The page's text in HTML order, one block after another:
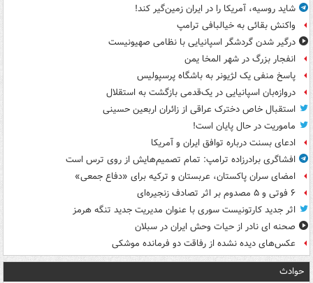
شاید روسیه، آمریکا را در ایران زمین‌گیر کند!
واکنش بقائی به خیالبافی ترامپ
درگیر شدن گردشگر اسپانیایی با نظامی صهیونیست
انفجار بزرگ در شهر المخا یمن
پاسخ منفی یک لژیونر به باشگاه پرسپولیس
دروازه‌بان اسپانیایی در یک‌قدمی بازگشت به استقلال
استقبال خاص دخترک عراقی از زائران اربعین حسینی
ماموریت در حال پایان است!
ادعای بسنت درباره توافق ایران و آمریکا
افشاگری برادرزاده ترامپ: تمام تصمیم‌هایش از روی ترس است
امضای سران پاکستان، عربستان و ترکیه برای «دفاع جمعی»
۶ فوتی و ۵ مصدوم بر اثر تصادف زنجیره‌ای
اثر جدید کارتونیست سوری با عنوان مدیریت جدید تنگه هرمز
صحنه ای نادر از حیات وحش ایران در سبلان
عکس‌های دیده نشده از رفاقت دو فرمانده‌ موشکی
حوادث